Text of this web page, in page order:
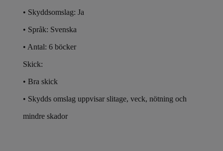
• Skyddsomslag: Ja
• Språk: Svenska
• Antal: 6 böcker
Skick:
• Bra skick
• Skydds omslag uppvisar slitage, veck, nötning och
mindre skador